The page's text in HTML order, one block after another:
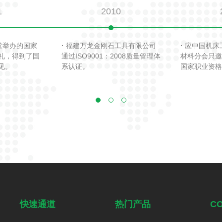
举办的国家
，得到了国
。
2010
· 福建万龙金刚石工具有限公司
通过ISO9001：2008质量管理体
系认证。
· 应中国机床
材料分会只
国家职业资
快速通道 热门产品